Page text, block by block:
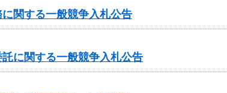
関する一般競争入札公告
に関する一般競争入札公告